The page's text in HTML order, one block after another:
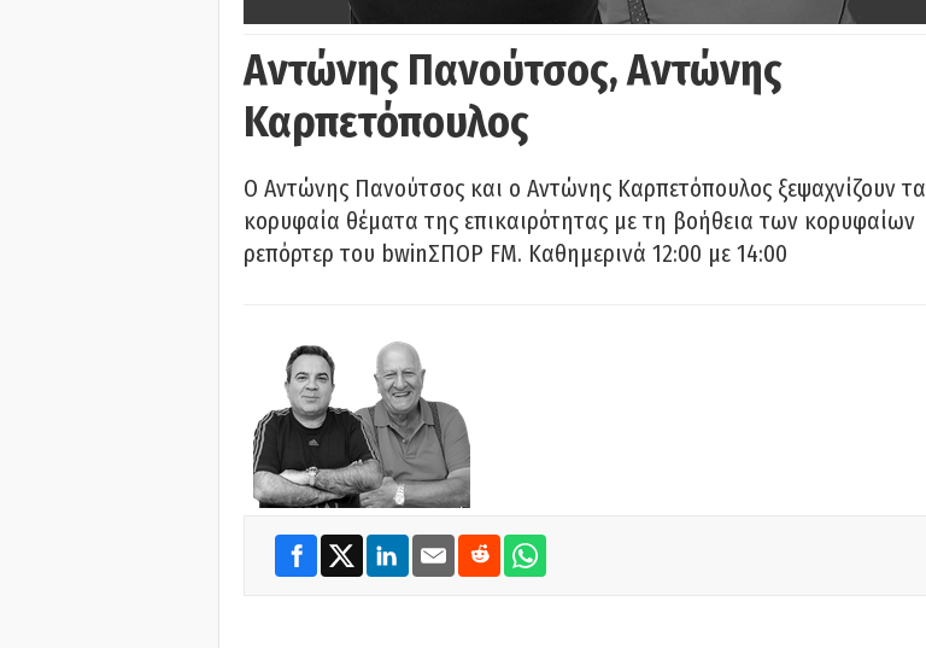
Αντώνης Πανούτσος, Αντώνης
Καρπετόπουλος
Ο Αντώνης Πανούτσος και ο Αντώνης Καρπετόπουλος ξεψαχνίζουν τα
κορυφαία θέματα της επικαιρότητας με τη βοήθεια των κορυφαίων
ρεπόρτερ του bwinΣΠΟΡ FM. Καθημερινά 12:00 με 14:00